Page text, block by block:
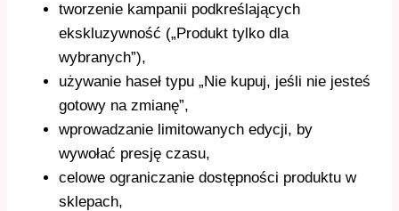
tworzenie kampanii podkreślających
ekskluzywność („Produkt tylko dla
wybranych”),
używanie haseł typu „Nie kupuj, jeśli nie jesteś
gotowy na zmianę”,
wprowadzanie limitowanych edycji, by
wywołać presję czasu,
celowe ograniczanie dostępności produktu w
sklepach,